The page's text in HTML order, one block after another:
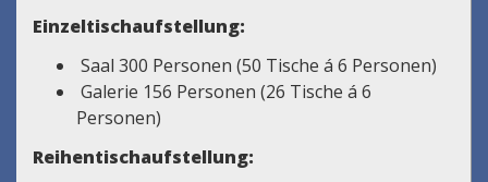
Einzeltischaufstellung:
Saal 300 Personen (50 Tische á 6 Personen)
Galerie 156 Personen (26 Tische á 6
Personen)
Reihentischaufstellung: